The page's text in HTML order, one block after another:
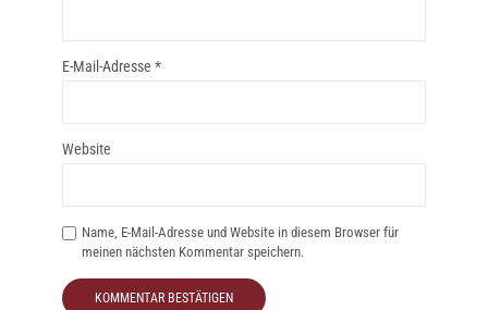
E-Mail-Adresse *
Website
Name, E-Mail-Adresse und Website in diesem Browser für
meinen nächsten Kommentar speichern.